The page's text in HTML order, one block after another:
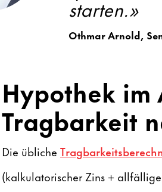
starten.»
Othmar Arnold,
Hypothek
Tragbarkeit
Die übliche
(kalkulatorischer Zins +